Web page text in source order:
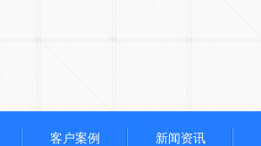
客户案例 新闻资讯